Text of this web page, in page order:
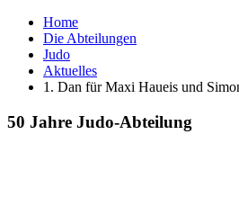
Home
Die Abteilungen
Judo
Aktuelles
1. Dan für Maxi Haueis und
50 Jahre Judo-Abteilung